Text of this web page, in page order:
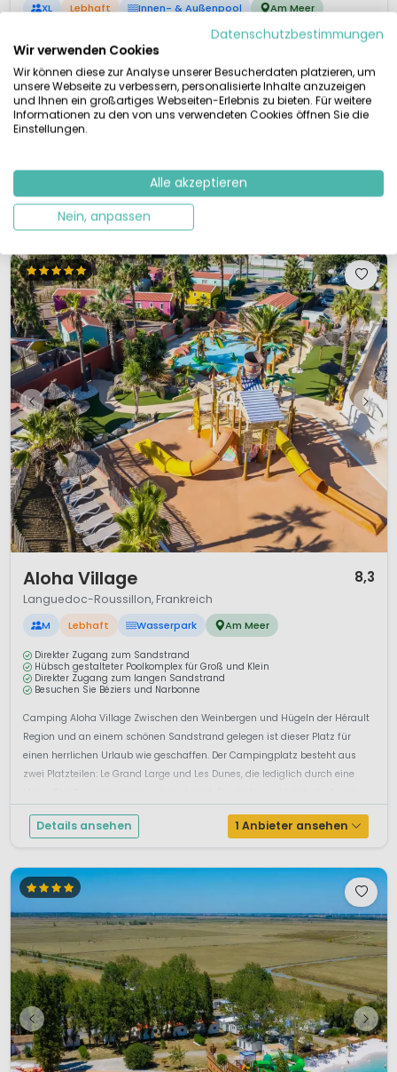
XL Lebhaft Innen- & Außenpool Am Meer
Ein großer Ferienkomplex im Languedoc
Schwimmparadies mit Wellness, Wasserrutschen
Super Animation, Sport- und Kreativkurse sowie Abendshows
Camping Yelloh! Village Sérignan Plage, an der südfranzösischen Küste,
ist ein großer, nahezu perfekt ausgestatteter Ferienpark für die ganze
Familie, nur wenige Schritte vom wunderschönen Mittelmeerstrand
Details ansehen
Aloha Village 8,3
Languedoc-Roussillon, Frankreich
M Lebhaft Wasserpark Am Meer
Direkter Zugang zum Sandstrand
Hübsch gestalteter Poolkomplex für Groß und Klein
Direkter Zugang zum langen Sandstrand
Besuchen Sie Béziers und Narbonne
Camping Aloha Village Zwischen den Weinbergen und Hügeln der Hérault
Region und an einem schönen Sandstrand gelegen ist dieser Platz für
einen herrlichen Urlaub wie geschaffen. Der Campingplatz besteht aus
zwei Platzteilen: Le Grand Large und Les Dunes, die lediglich durch eine
Details ansehen 1 Anbieter ansehen
Datenschutzbestimmungen
Wir verwenden Cookies
Wir können diese zur Analyse unserer Besucherdaten platzieren, um
unsere Webseite zu verbessern, personalisierte Inhalte anzuzeigen
und Ihnen ein großartiges Webseiten-Erlebnis zu bieten. Für weitere
Informationen zu den von uns verwendeten Cookies öffnen Sie die
Einstellungen.
Alle akzeptieren
Nein, anpassen